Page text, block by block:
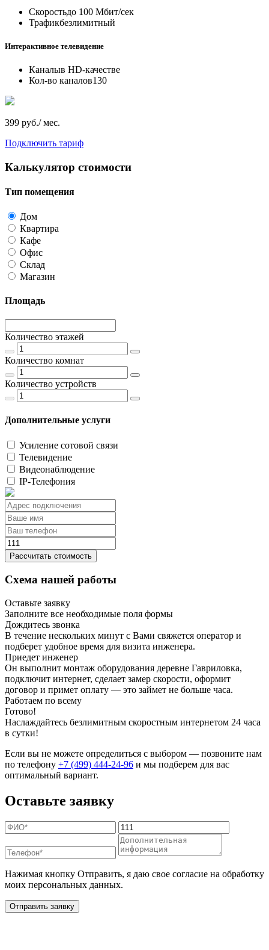
Скоростьдо 100 Мбит/сек
Трафикбезлимитный
Интерактивное телевидение
Каналыв HD-качестве
Кол-во каналов130
399 руб./ мес.
Подключить тариф
Калькулятор стоимости
Тип помещения
Дом
Квартира
Кафе
Офис
Склад
Магазин
Площадь
Количество этажей
Количество комнат
Количество устройств
Дополнительные услуги
Усиление сотовой связи
Телевидение
Видеонаблюдение
IP-Телефония
Рассчитать стоимость
Схема нашей работы
Оставьте заявку
Заполните все необходимые поля формы
Дождитесь звонка
В течение нескольких минут с Вами свяжется оператор и
подберет удобное время для визита инженера.
Приедет инженер
Он выполнит монтаж оборудования деревне Гавриловка,
подключит интернет, сделает замер скорости, оформит
договор и примет оплату — это займет не больше часа.
Работаем по всему
Готово!
Наслаждайтесь безлимитным скоростным интернетом 24 часа
в сутки!
Если вы не можете определиться с выбором — позвоните нам
по телефону +7 (499) 444-24-96 и мы подберем для вас
оптимальный вариант.
Оставьте заявку
Нажимая кнопку Отправить, я даю свое согласие на обработку
моих персональных данных.
Отправить заявку